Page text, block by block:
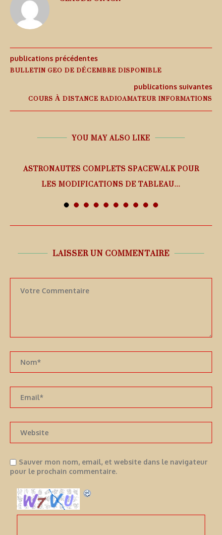
publications précédentes
BULLETIN GEO DE DÉCEMBRE DISPONIBLE
publications suivantes
COURS À DISTANCE RADIOAMATEUR INFORMATIONS
YOU MAY ALSO LIKE
ASTRONAUTES COMPLETS SPACEWALK POUR
LES MODIFICATIONS DE TABLEAU...
LAISSER UN COMMENTAIRE
Sauver mon nom, email, et website dans le navigateur
pour le prochain commentaire.